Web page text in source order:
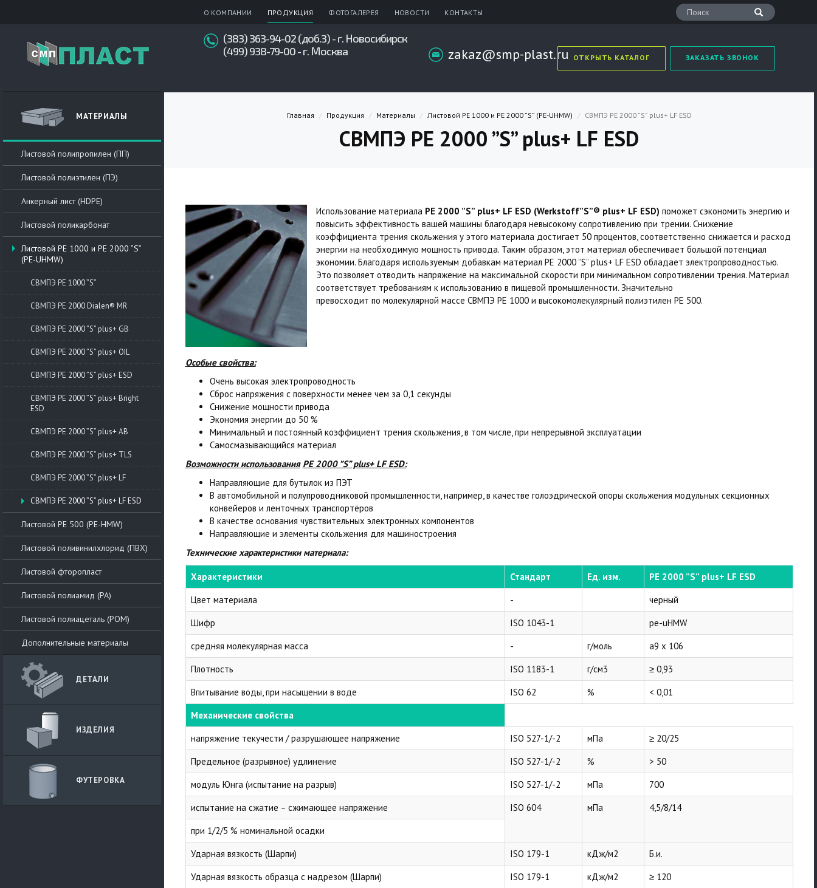
МАТЕРИАЛЫ
Листовой полипропилен (ПП)
Листовой полиэтилен (ПЭ)
Анкерный лист (HDPE)
Листовой поликарбонат
Листовой РЕ 1000 и PE 2000 ”S”
(PE-UHMW)
СВМПЭ РЕ 1000 ”S”
СВМПЭ PE 2000 Dialen® MR
СВМПЭ РЕ 2000 ”S” plus+ GB
СВМПЭ РЕ 2000 ”S” plus+ OIL
СВМПЭ РЕ 2000 ”S” plus+ ESD
СВМПЭ РЕ 2000 ”S” plus+ Bright
ESD
СВМПЭ РЕ 2000 ”S” plus+ AB
СВМПЭ РЕ 2000 ”S” plus+ TLS
СВМПЭ РЕ 2000 ”S” plus+ LF
СВМПЭ РЕ 2000 ”S” plus+ LF ESD
Листовой РЕ 500 (PE-HMW)
Листовой поливинилхлорид (ПВХ)
Листовой фторопласт
Листовой полиамид (PA)
Листовой полиацеталь (POM)
Дополнительные материалы
ДЕТАЛИ
ИЗДЕЛИЯ
ФУТЕРОВКА
О КОМПАНИИ ПРОДУКЦИЯ ФОТОГАЛЕРЕЯ НОВОСТИ КОНТАКТЫ
(383) 363-94-02 (доб.3) - г. Новосибирск
(499) 938-79-00 - г. Москва
zakaz@smp-plast.ru ОТКРЫТЬ КАТАЛОГ ЗАКАЗАТЬ ЗВОНОК
Главная Продукция Материалы Листовой РЕ 1000 и PE 2000 ”S” (PE-UHMW) СВМПЭ РЕ 2000 ”S” plus+ LF ESD
СВМПЭ РЕ 2000 ”S” plus+ LF ESD
Использование материала РЕ 2000 ”S” plus+ LF ESD (Werkstoff”S”® plus+ LF ESD) поможет сэкономить энергию и
повысить эффективность вашей машины благодаря невысокому сопротивлению при трении. Снижение
коэффициента трения скольжения у этого материала достигает 50 процентов, соответственно снижается и расход
энергии на необходимую мощность привода. Таким образом, этот материал обеспечивает большой потенциал
экономии. Благодаря используемым добавкам материал РЕ 2000 ”S” plus+ LF ESD обладает электропроводностью.
Это позволяет отводить напряжение на максимальной скорости при минимальном сопротивлении трения. Материал
соответствует требованиям к использованию в пищевой промышленности. Значительно
превосходит по молекулярной массе СВМПЭ PE 1000 и высокомолекулярный полиэтилен PE 500.
Особые свойства:
Очень высокая электропроводность
Сброс напряжения с поверхности менее чем за 0,1 секунды
Снижение мощности привода
Экономия энергии до 50 %
Минимальный и постоянный коэффициент трения скольжения, в том числе, при непрерывной эксплуатации
Самосмазывающийся материал
Возможности использования РЕ 2000 ”S” plus+ LF ESD:
Направляющие для бутылок из ПЭТ
В автомобильной и полупроводниковой промышленности, например, в качестве голоэдрической опоры скольжения модульных секционных
конвейеров и ленточных транспортёров
В качестве основания чувствительных электронных компонентов
Направляющие и элементы скольжения для машиностроения
Технические характеристики материала:
Характеристики Стандарт Ед. изм.
РЕ 2000 ”S” plus+ LF ESD
Цвет материала
-
черный
Шифр
ISO 1043-1
pe-uHMW
средняя молекулярная масса
- г/моль
a9 x 106
Плотность
ISO 1183-1 г/см3
≥ 0,93
Впитывание воды, при насыщении в воде
ISO 62 %
< 0,01
Механические свойства
напряжение текучести / разрушающее напряжение
ISO 527-1/-2 мПа
≥ 20/25
Предельное (разрывное) удлинение
ISO 527-1/-2 %
> 50
модуль Юнга (испытание на разрыв)
ISO 527-1/-2 мПа
700
испытание на сжатие – сжимающее напряжение
ISO 604 мПа
4,5/8/14
при 1/2/5 % номинальной осадки
Ударная вязкость (Шарпи)
ISO 179-1 кДж/м2
Б.и.
Ударная вязкость образца с надрезом (Шарпи)
ISO 179-1 кДж/м2
≥ 120